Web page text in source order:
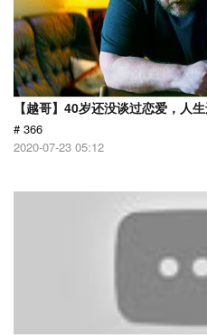
【越哥】40岁还没谈过恋爱，人
# 366
2020-07-23 05:12